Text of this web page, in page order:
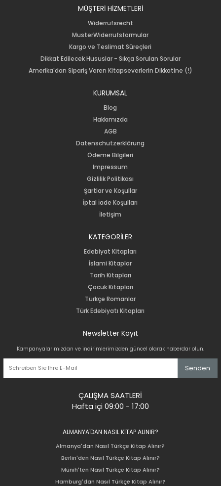
MÜŞTERİ HİZMETLERİ
Widerrufsrecht
MusterWiderrufsformular
Kargo ve Teslimat Süreçleri
Dikkat Edilecek Hususlar - Sıkça Sorulan Sorular
Amerika'dan Sipariş Veren Kitapseverlerin Dikkatine (!)
KURUMSAL
Blog
Hakkımızda
AGB
Datenschutzerklärung
Ödeme Bilgileri
Impressum
Gizlilik Politikası
Şartlar ve Koşullar
İptal İade Koşulları
İletişim
KATEGORİLER
Edebiyat Kitapları
İslami Kitaplar
Tarih Kitapları
Çocuk Kitapları
Türkçe Romanlar
Türk Edebiyatı Kitapları
Newsletter Kayıt
Kampanyalarımızdan ve indirimlerimizden güncel olarak haberdar olun.
Senden
ÇALIŞMA SAATLERİ
Hafta içi 09:00 - 17:00
ALMANYA'DAN NASIL KİTAP ALINIR?
Almanya'dan Nasıl Türkçe Kitap Alınır?
Berlin'den Nasıl Türkçe Kitap Alınır?
Münih'ten Nasıl Türkçe Kitap Alınır?
Hamburg'dan Nasıl Türkçe Kitap Alınır?